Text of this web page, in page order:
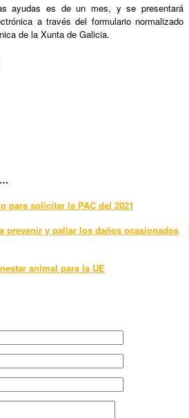
ayudas es de un mes, y se presentará
a través del formulario normalizado
de la Xunta de Galicia.
para solicitar la PAC del 2021
prevenir y paliar los daños ocasionados
animal para la UE